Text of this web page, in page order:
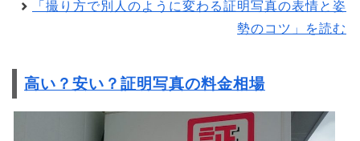
「撮り方で別人のように変わる証明写真の表情と姿
勢のコツ」を読む
高い？安い？証明写真の料金相場